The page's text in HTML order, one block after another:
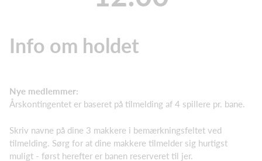
Info om holdet
Nye medlemmer:
Årskontingentet er baseret på tilmelding af 4 spillere pr. bane.
Skriv navne på dine 3 makkere i bemærkningsfeltet ved
tilmelding. Sørg for at dine makkere tilmelder sig hurtigst
muligt - først herefter er banen reserveret til jer.